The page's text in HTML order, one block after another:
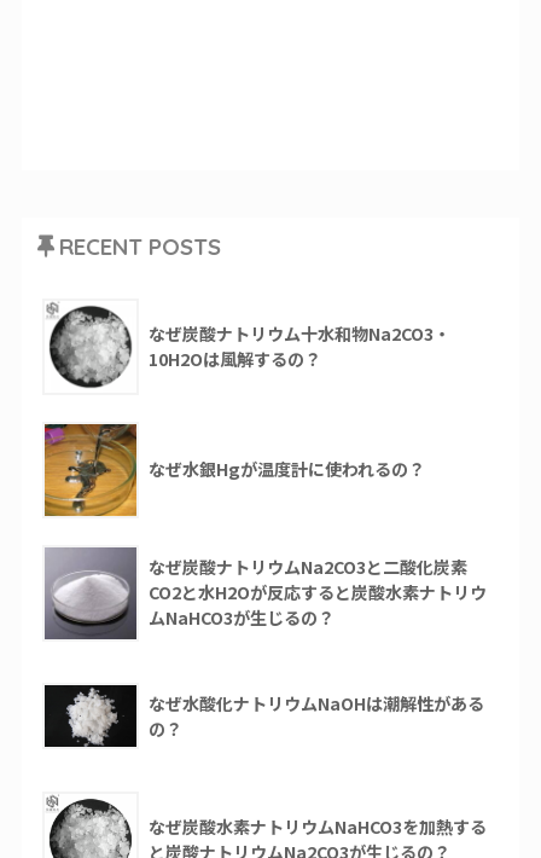
RECENT POSTS
なぜ炭酸ナトリウム十水和物Na2CO3・
10H2Oは風解するの？
なぜ水銀Hgが温度計に使われるの？
なぜ炭酸ナトリウムNa2CO3と二酸化炭素
CO2と水H2Oが反応すると炭酸水素ナトリウ
ムNaHCO3が生じるの？
なぜ水酸化ナトリウムNaOHは潮解性がある
の？
なぜ炭酸水素ナトリウムNaHCO3を加熱する
と炭酸ナトリウムNa2CO3が生じるの？